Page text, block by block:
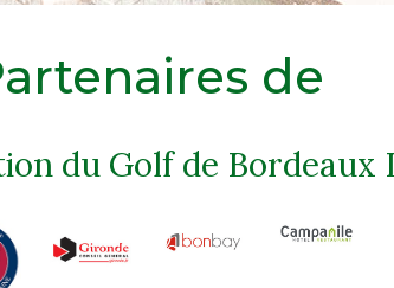
de
du Golf de Bordeaux